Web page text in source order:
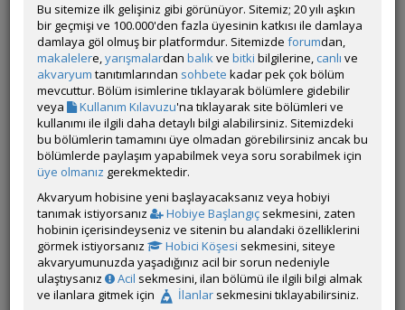
Kategorinin Diğer Katılımları
Liste
Melek
Bu sitemize ilk gelişiniz gibi görünüyor. Sitemiz; 20 yılı aşkın
bir geçmişi ve 100.000'den fazla üyesinin katkısı ile damlaya
damlaya göl olmuş bir platformdur. Sitemizde forumdan,
makalelere,yarışmalardan balıkve bitki bilgilerine, canlı ve
akvaryum tanıtımlarından sohbete kadar pek çok bölüm
mevcuttur. Bölüm isimlerine tıklayarak bölümlere gidebilir
veya
Kullanım Kılavuzu'na tıklayarak site bölümleri ve
kullanımı ile ilgili daha detaylı bilgi alabilirsiniz. Sitemizdeki
bu bölümlerin tamamını üye olmadan görebilirsiniz ancak bu
bölümlerde paylaşım yapabilmek veya soru sorabilmek için
üye olmanız gerekmektedir.
Akvaryum hobisine yeni başlayacaksanız veya hobiyi
tanımak istiyorsanız
Hobiye Başlangıç sekmesini, zaten
hobinin içerisindeyseniz ve sitenin bu alandaki özelliklerini
görmek istiyorsanız
Hobici Köşesi sekmesini, siteye
akvaryumunuzda yaşadığınız acil bir sorun nedeniyle
ulaştıysanız
Acil sekmesini, ilan bölümü ile ilgili bilgi almak
ve ilanlara gitmek için
İlanlar sekmesini tıklayabilirsiniz.